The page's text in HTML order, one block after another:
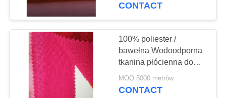
Wojskowe siatki
Camo
26
CONTACT
100% poliester /
bawełna Wodoodporna
tkanina płócienna do
namiotów, butów,
torebek, czapek
MOQ:5000 metrów
CONTACT